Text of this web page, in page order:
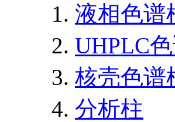
液相色谱
UHPLC
核壳色谱
分析柱